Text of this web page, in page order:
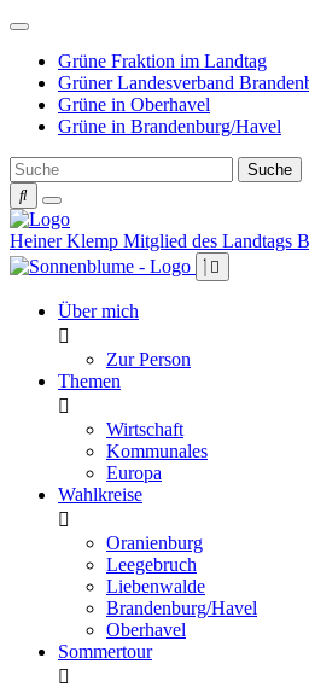
Weiter
Inhalt
Grüne Fraktion im Landtag
Grüner Landesverband
Grüne in Oberhavel
Grüne in Brandenburg/Havel
Heiner Klemp Mitglied des Landtags
Über mich
Zur Person
Themen
Wirtschaft
Kommunales
Europa
Wahlkreise
Oranienburg
Leegebruch
Liebenwalde
Brandenburg/Havel
Oberhavel
Sommertour